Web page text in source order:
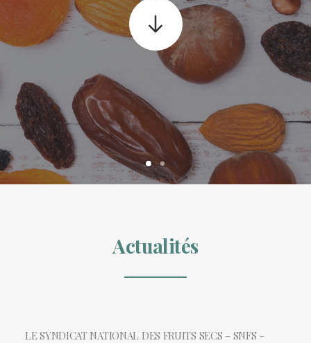
Actualités
LE SYNDICAT NATIONAL DES FRUITS SECS – SNFS –